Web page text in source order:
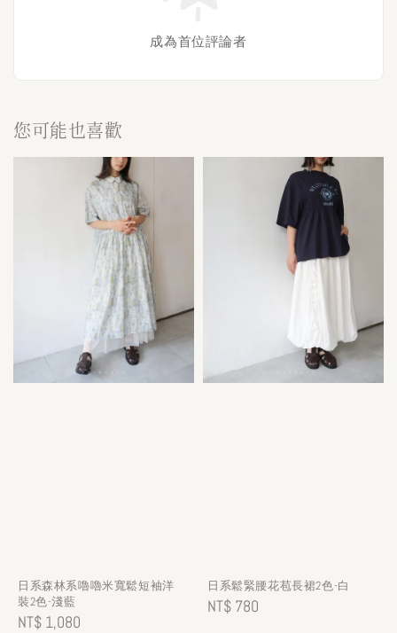
成為首位評論者
您可能也喜歡
日系森林系嚕嚕米寬鬆短袖洋
裝2色-淺藍
Regular
NT$ 1,080
日系鬆緊腰花苞長裙2色-白
Regular
NT$ 780